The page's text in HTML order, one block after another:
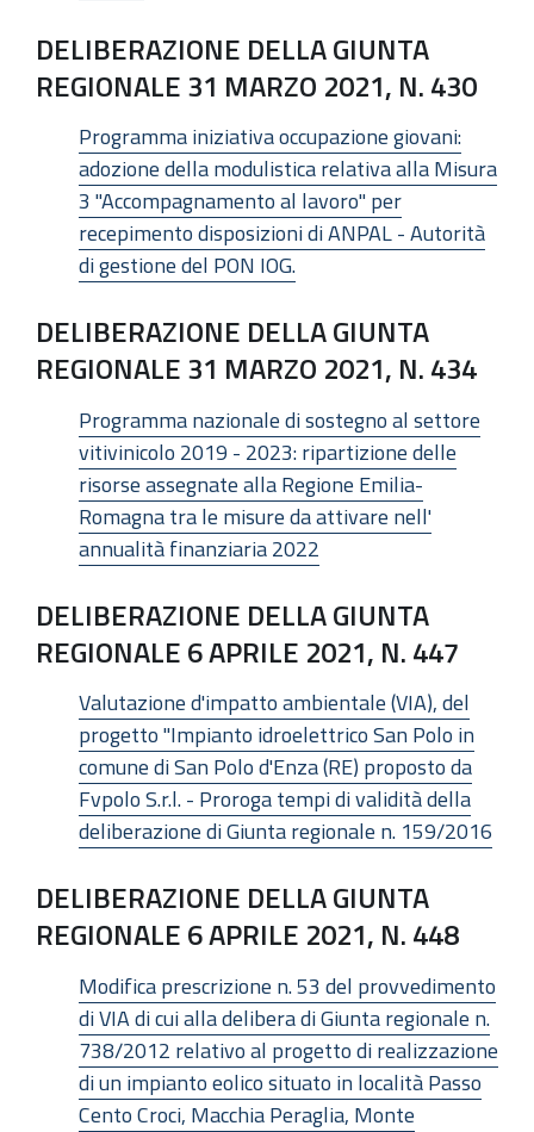
DELIBERAZIONE DELLA GIUNTA
REGIONALE 31 MARZO 2021, N. 430
Programma iniziativa occupazione giovani:
adozione della modulistica relativa alla Misura
3 "Accompagnamento al lavoro" per
recepimento disposizioni di ANPAL - Autorità
di gestione del PON IOG.
DELIBERAZIONE DELLA GIUNTA
REGIONALE 31 MARZO 2021, N. 434
Programma nazionale di sostegno al settore
vitivinicolo 2019 - 2023: ripartizione delle
risorse assegnate alla Regione Emilia-
Romagna tra le misure da attivare nell'
annualità finanziaria 2022
DELIBERAZIONE DELLA GIUNTA
REGIONALE 6 APRILE 2021, N. 447
Valutazione d'impatto ambientale (VIA), del
progetto "Impianto idroelettrico San Polo in
comune di San Polo d'Enza (RE) proposto da
Fvpolo S.r.l. - Proroga tempi di validità della
deliberazione di Giunta regionale n. 159/2016
DELIBERAZIONE DELLA GIUNTA
REGIONALE 6 APRILE 2021, N. 448
Modifica prescrizione n. 53 del provvedimento
di VIA di cui alla delibera di Giunta regionale n.
738/2012 relativo al progetto di realizzazione
di un impianto eolico situato in località Passo
Cento Croci, Macchia Peraglia, Monte